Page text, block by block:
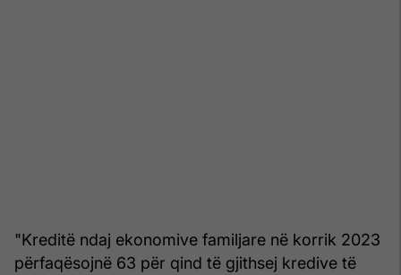
"Kreditë ndaj ekonomive familjare në korrik 2023
përfaqësojnë 63 për qind të gjithsej kredive të